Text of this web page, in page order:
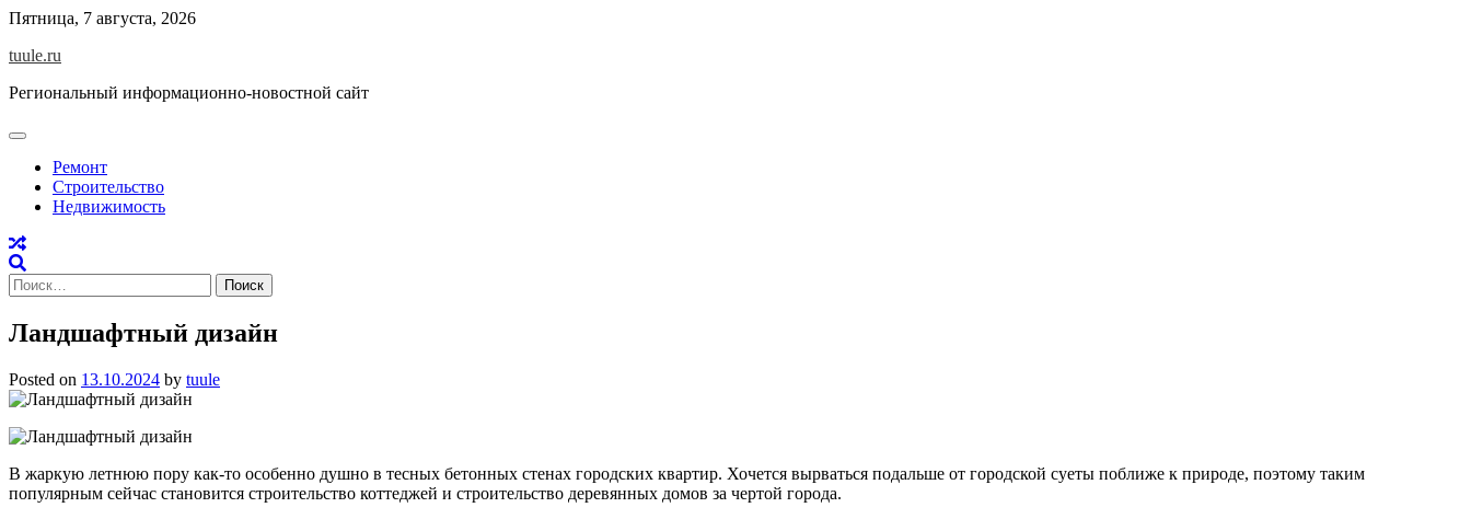
Skip
content
Пятница, 7 августа, 2026
tuule.ru
Региональный информационно-новостной сайт
Ремонт
Строительство
Недвижимость
Найти:
Ландшафтный дизайн
Posted on 13.10.2024 by tuule
В жаркую летнюю пору как-то особенно душно в тесных бетонных стенах городских квартир. Хочется вырваться подальше от городской суеты поближе к природе, поэтому таким
популярным сейчас становится строительство коттеджей и строительство деревянных домов за чертой города.